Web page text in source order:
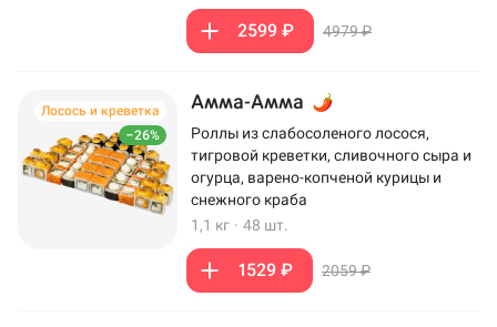
2599 ₽ 4979 ₽
–26%
Лосось и креветка Амма-Амма
Роллы из слабосоленого лосося,
тигровой креветки, сливочного сыра и
огурца, варено-копченой курицы и
снежного краба
1,1 кг · 48 шт.
1529 ₽ 2059 ₽